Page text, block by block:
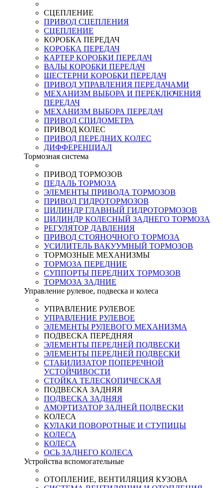
СЦЕПЛЕНИЕ
ПРИВОД СЦЕПЛЕНИЯ
СЦЕПЛЕНИЕ
КОРОБКА ПЕРЕДАЧ
КОРОБКА ПЕРЕДАЧ
КАРТЕР КОРОБКИ ПЕРЕДАЧ
ВАЛЫ КОРОБКИ ПЕРЕДАЧ
ШЕСТЕРНИ КОРОБКИ ПЕРЕДАЧ
ПРИВОД УПРАВЛЕНИЯ ПЕРЕДАЧАМИ
МЕХАНИЗМ ВЫБОРА И ПЕРЕКЛЮЧЕНИЯ
ПЕРЕДАЧ
МЕХАНИЗМ ВЫБОРА ПЕРЕДАЧ
ПРИВОД СПИДОМЕТРА
ПРИВОД КОЛЕС
ПРИВОД ПЕРЕДНИХ КОЛЕС
ДИФФЕРЕНЦИАЛ
Тормозная система
ПРИВОД ТОРМОЗОВ
ПЕДАЛЬ ТОРМОЗА
ЭЛЕМЕНТЫ ПРИВОДА ТОРМОЗОВ
ПРИВОД ГИДРОТОРМОЗОВ
ЦИЛИНДР ГЛАВНЫЙ ГИДРОТОРМОЗОВ
ЦИЛИНДР КОЛЕСНЫЙ ЗАДНЕГО ТОРМОЗА
РЕГУЛЯТОР ДАВЛЕНИЯ
ПРИВОД СТОЯНОЧНОГО ТОРМОЗА
УСИЛИТЕЛЬ ВАКУУМНЫЙ ТОРМОЗОВ
ТОРМОЗНЫЕ МЕХАНИЗМЫ
ТОРМОЗА ПЕРЕДНИЕ
СУППОРТЫ ПЕРЕДНИХ ТОРМОЗОВ
ТОРМОЗА ЗАДНИЕ
Управление рулевое, подвеска и колеса
УПРАВЛЕНИЕ РУЛЕВОЕ
УПРАВЛЕНИЕ РУЛЕВОЕ
ЭЛЕМЕНТЫ РУЛЕВОГО МЕХАНИЗМА
ПОДВЕСКА ПЕРЕДНЯЯ
ЭЛЕМЕНТЫ ПЕРЕДНЕЙ ПОДВЕСКИ
ЭЛЕМЕНТЫ ПЕРЕДНЕЙ ПОДВЕСКИ
СТАБИЛИЗАТОР ПОПЕРЕЧНОЙ
УСТОЙЧИВОСТИ
СТОЙКА ТЕЛЕСКОПИЧЕСКАЯ
ПОДВЕСКА ЗАДНЯЯ
ПОДВЕСКА ЗАДНЯЯ
АМОРТИЗАТОР ЗАДНЕЙ ПОДВЕСКИ
КОЛЕСА
КУЛАКИ ПОВОРОТНЫЕ И СТУПИЦЫ
КОЛЕСА
КОЛЕСА
ОСЬ ЗАДНЕГО КОЛЕСА
Устройства вспомогательные
ОТОПЛЕНИЕ, ВЕНТИЛЯЦИЯ КУЗОВА